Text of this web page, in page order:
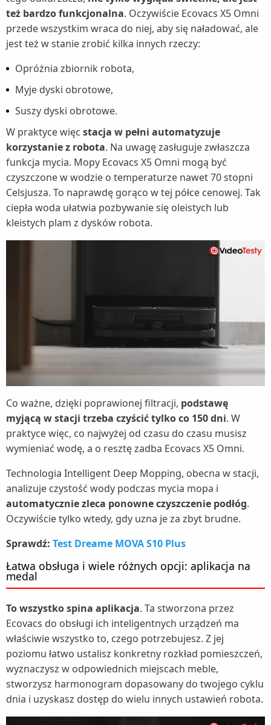
też bardzo funkcjonalna. Oczywiście Ecovacs X5 Omni
przede wszystkim wraca do niej, aby się naładować, ale
jest też w stanie zrobić kilka innych rzeczy:
Opróżnia zbiornik robota,
Myje dyski obrotowe,
Suszy dyski obrotowe.
W praktyce więc stacja w pełni automatyzuje
korzystanie z robota. Na uwagę zasługuje zwłaszcza
funkcja mycia. Mopy Ecovacs X5 Omni mogą być
czyszczone w wodzie o temperaturze nawet 70 stopni
Celsjusza. To naprawdę gorąco w tej półce cenowej. Tak
ciepła woda ułatwia pozbywanie się oleistych lub
kleistych plam z dysków robota.
Co ważne, dzięki poprawionej filtracji, podstawę
myjącą w stacji trzeba czyścić tylko co 150 dni. W
praktyce więc, co najwyżej od czasu do czasu musisz
wymieniać wodę, a o resztę zadba Ecovacs X5 Omni.
Technologia Intelligent Deep Mopping, obecna w stacji,
analizuje czystość wody podczas mycia mopa i
automatycznie zleca ponowne czyszczenie podłóg.
Oczywiście tylko wtedy, gdy uzna je za zbyt brudne.
Sprawdź: Test Dreame MOVA S10 Plus
Łatwa obsługa i wiele różnych opcji: aplikacja na
medal
To wszystko spina aplikacja. Ta stworzona przez
Ecovacs do obsługi ich inteligentnych urządzeń ma
właściwie wszystko to, czego potrzebujesz. Z jej
poziomu łatwo ustalisz konkretny rozkład pomieszczeń,
wyznaczysz w odpowiednich miejscach meble,
stworzysz harmonogram dopasowany do twojego cyklu
dnia i uzyskasz dostęp do wielu innych ustawień robota.